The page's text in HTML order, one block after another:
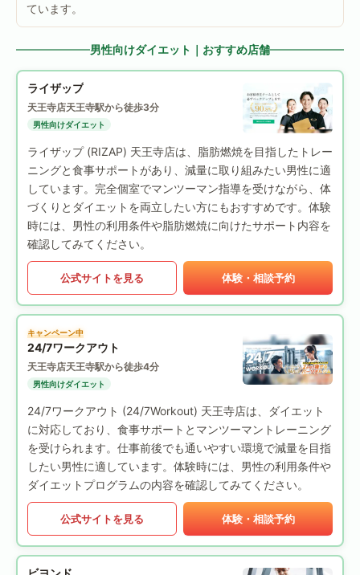
ています。
男性向けダイエット｜おすすめ店舗
ライザップ
天王寺店天王寺駅から徒歩3分
男性向けダイエット
ライザップ (RIZAP) 天王寺店は、脂肪燃焼を目指したトレー
ニングと食事サポートがあり、減量に取り組みたい男性に適
しています。完全個室でマンツーマン指導を受けながら、体
づくりとダイエットを両立したい方にもおすすめです。体験
時には、男性の利用条件や脂肪燃焼に向けたサポート内容を
確認してみてください。
公式サイトを見る 体験・相談予約
キャンペーン中
24/7ワークアウト
天王寺店天王寺駅から徒歩4分
男性向けダイエット
24/7ワークアウト (24/7Workout) 天王寺店は、ダイエット
に対応しており、食事サポートとマンツーマントレーニング
を受けられます。仕事前後でも通いやすい環境で減量を目指
したい男性に適しています。体験時には、男性の利用条件や
ダイエットプログラムの内容を確認してみてください。
公式サイトを見る 体験・相談予約